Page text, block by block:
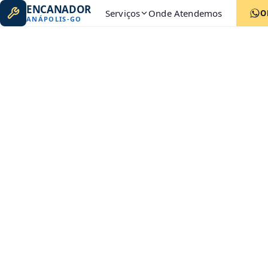
ENCANADOR
ANÁPOLIS-GO Serviços Onde Atendemos